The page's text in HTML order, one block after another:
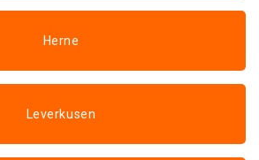
Herne
Leverkusen